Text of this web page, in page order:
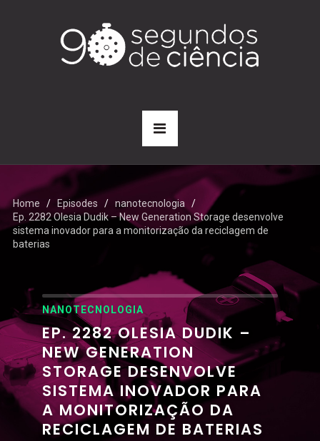
Home Episodes
nanotecnologia
Ep. 2282 Olesia Dudik – New Generation Storage desenvolve
sistema inovador para a monitorização da reciclagem de
baterias
NANOTECNOLOGIA
EP. 2282 OLESIA DUDIK –
NEW GENERATION
STORAGE DESENVOLVE
SISTEMA INOVADOR PARA
A MONITORIZAÇÃO DA
RECICLAGEM DE BATERIAS